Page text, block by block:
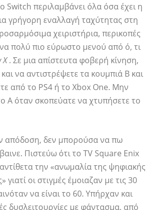
Switch περιλαμβάνει όλα όσα έχει η
γρήγορη εναλλαγή ταχύτητας στη
χειριστήρια, περικοπές
πολύ πιο εύρωστο μενού από ό, τι
X. Σε μια απίστευτα φοβερή κίνηση,
να αντιστρέψετε τα κουμπιά B και
από το PS4 ή το Xbox One. Μην
A όταν σκοπεύατε να χτυπήσετε το
απόδοση, δεν μπορούσα να πω
Πιστεύω ότι το TV Square Enix
την «ανωμαλία της ψηφιακής
γιατί οι στιγμές έμοιαζαν με τις 30
να είναι το 60. Υπήρχαν και
δυσλειτουργίες με φάντασμα, από